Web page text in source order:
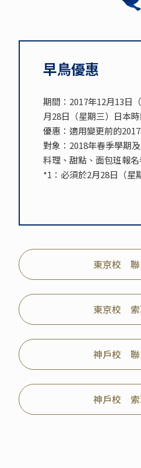
早鳥優惠
期間：2017年12月13日
月28日（星期三）日本
優惠：適用變更前的
對象：2018年春季學期
料理、甜點、面包班報
*1：必須於2月28日（星
東京校 聯
東京校 索
神戶校 聯
神戶校 索